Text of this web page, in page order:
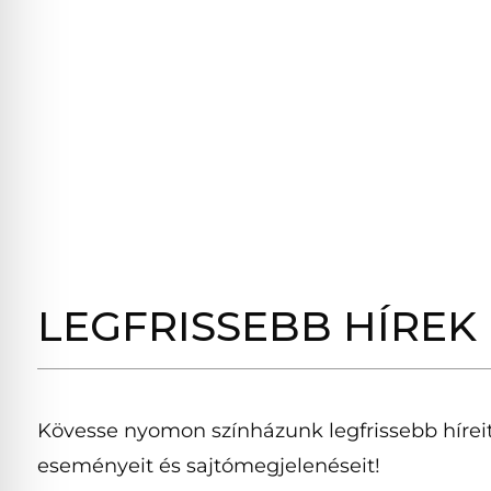
LEGFRISSEBB HÍREK
Kövesse nyomon színházunk legfrissebb
eseményeit és sajtómegjelenéseit!